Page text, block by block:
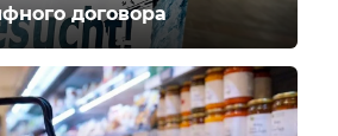
договора